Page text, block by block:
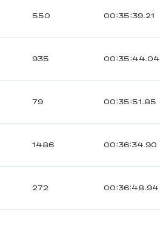
550 00:35:39.21
935 00:35:44.04
79 00:35:51.85
1486 00:36:34.90
272 00:36:48.94